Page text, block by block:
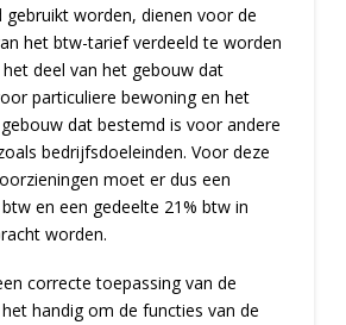
gebruikt worden, dienen voor de
het btw-tarief verdeeld te worden
deel van het gebouw dat
particuliere bewoning en het
dat bestemd is voor andere
bedrijfsdoeleinden. Voor deze
moet er dus een
en een gedeelte 21% btw in
worden.
correcte toepassing van de
handig om de functies van de